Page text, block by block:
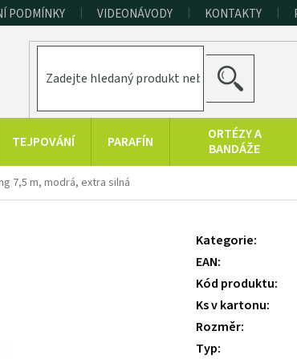
PODMÍNKY VIDEONÁVODY KONTAKTY
HLEDAT
TEJPOVÁNÍ PARAFÍN
ORTÉZY A
BANDÁŽE
POMŮCKY
FITNESS
MRTVÉHO
7,5 m, modrá, extra silná
Kategorie:
EAN:
Kód produktu:
Ks v kartonu:
Rozměr:
Typ: